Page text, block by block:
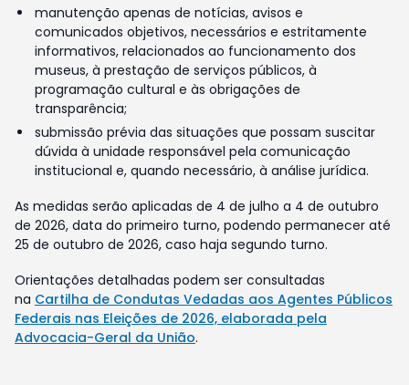
manutenção apenas de notícias, avisos e
comunicados objetivos, necessários e estritamente
informativos, relacionados ao funcionamento dos
museus, à prestação de serviços públicos, à
programação cultural e às obrigações de
transparência;
submissão prévia das situações que possam suscitar
dúvida à unidade responsável pela comunicação
institucional e, quando necessário, à análise jurídica.
As medidas serão aplicadas de 4 de julho a 4 de outubro
de 2026, data do primeiro turno, podendo permanecer até
25 de outubro de 2026, caso haja segundo turno.
Orientações detalhadas podem ser consultadas
na Cartilha de Condutas Vedadas aos Agentes Públicos
Federais nas Eleições de 2026, elaborada pela
Advocacia-Geral da União.